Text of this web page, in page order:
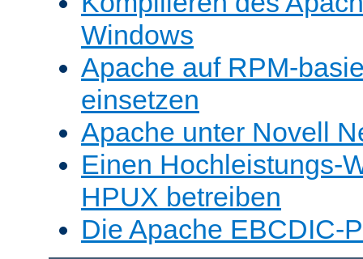
Windows
Apache auf RPM-
einsetzen
Apache unter Novell
Einen Hochleistungs-
HPUX betreiben
Die Apache EBCDIC-